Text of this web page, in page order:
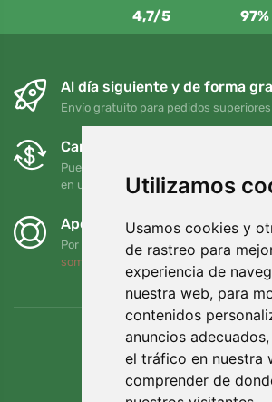
Utilizamos
Usamos cookies y
de rastreo para
experiencia de
nuestra web, para
contenidos
anuncios
el tráfico en nuestra
comprender de
4,7/5 97%
Al día siguiente y de forma
Envío gratuito para pedidos superiores
Cambios y devoluciones
Puede devolver o cambiar su pedido
en un plazo de 90 días
Apoyamos a Trees.org
Por cada pedido plantamos un árbol.
somos